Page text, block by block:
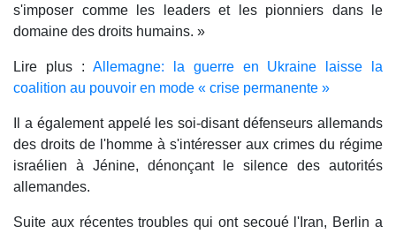
s'imposer comme les leaders et les pionniers dans le
domaine des droits humains. »
Lire plus :Allemagne: la guerre en Ukraine laisse la
coalition au pouvoir en mode « crise permanente »
Il a également appelé les soi-disant défenseurs allemands
des droits de l'homme à s'intéresser aux crimes du régime
israélien à Jénine, dénonçant le silence des autorités
allemandes.
Suite aux récentes troubles qui ont secoué l'Iran, Berlin a